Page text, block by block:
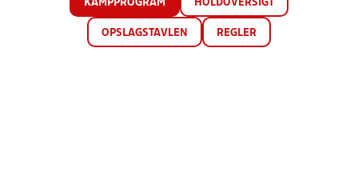
KAMPPROGRAM HOLDOVERSIGT
OPSLAGSTAVLEN REGLER